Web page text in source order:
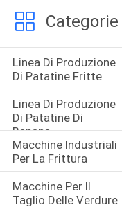
Linea Di Produzione
Di Patatine Fritte
Linea Di Produzione
Di Patatine Di
Banana
Macchine Industriali
Per La Frittura
Macchine Per Il
Taglio Delle Verdure